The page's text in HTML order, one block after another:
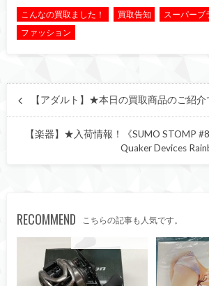
こんなの買取ました！ 買取告知
スーパーブ
ファッション
【アダルト】★本日の買取商品のご紹
【楽器】★入荷情報！《SUMO STOMP
Quaker Devices
RECOMMEND こちらの記事も人気です。